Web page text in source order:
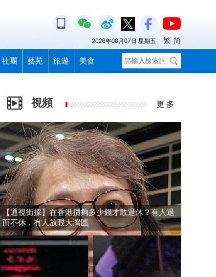
社團 藝苑 旅遊 美食
2026年08月07日 星期五 繁 简
視頻 更 多
【通視街採】在香港攢夠多少錢才敢退休？有人退
而不休，有人放眼大灣區